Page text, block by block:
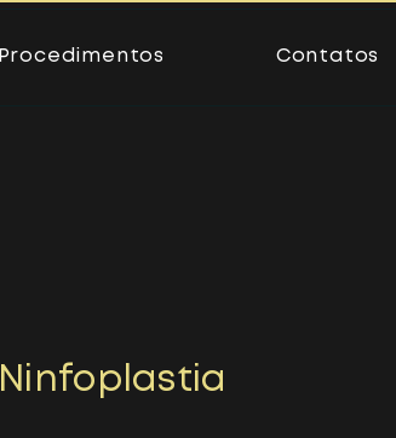
Procedimentos Contatos
Ninfoplastia